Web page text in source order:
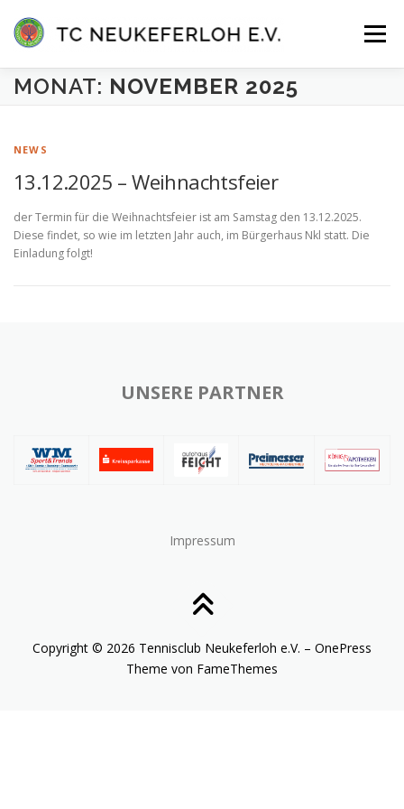
Inhalt
springen
Menü
MANNSCHAFTEN
MONAT: NOVEMBER 2025
NEWS
13.12.2025 – Weihnachtsfeier
der Termin für die Weihnachtsfeier ist am Samstag den 13.12.2025.
Diese findet, so wie im letzten Jahr auch, im Bürgerhaus Nkl statt. Die
Einladung folgt!
UNSERE PARTNER
Impressum
Copyright © 2026 Tennisclub Neukeferloh e.V. – OnePress
Theme von FameThemes